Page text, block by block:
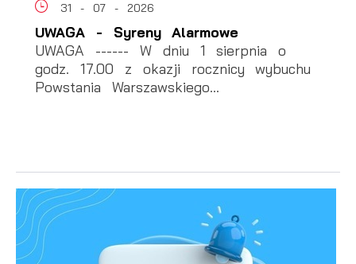
31 - 07 - 2026
UWAGA - Syreny Alarmowe
UWAGA ------ W dniu 1 sierpnia o
godz. 17.00 z okazji rocznicy wybuchu
Powstania Warszawskiego...